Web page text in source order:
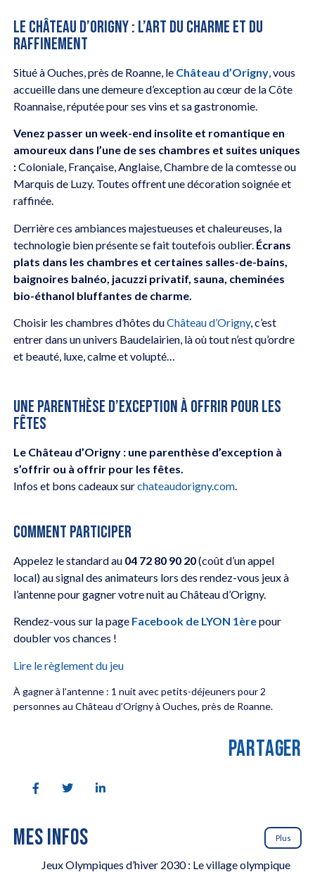
LE CHÂTEAU D’ORIGNY : L’ART DU CHARME ET DU
RAFFINEMENT
Situé à Ouches, près de Roanne, le Château d’Origny, vous
accueille dans une demeure d’exception au cœur de la Côte
Roannaise, réputée pour ses vins et sa gastronomie.
Venez passer un week-end insolite et romantique en
amoureux dans l’une de ses chambres et suites uniques
:Coloniale, Française, Anglaise, Chambre de la comtesse ou
Marquis de Luzy. Toutes offrent une décoration soignée et
raffinée.
Derrière ces ambiances majestueuses et chaleureuses, la
technologie bien présente se fait toutefois oublier. Écrans
plats dans les chambres et certaines salles-de-bains,
baignoires balnéo, jacuzzi privatif, sauna, cheminées
bio-éthanol bluffantes de charme.
Choisir les chambres d’hôtes duChâteau d’Origny, c’est
entrer dans un univers Baudelairien, là où tout n’est qu’ordre
et beauté, luxe, calme et volupté…
UNE PARENTHÈSE D’EXCEPTION À OFFRIR POUR LES
FÊTES
Le Château d’Origny : une parenthèse d’exception à
s’offrir ou à offrir pour les fêtes.
Infos et bons cadeaux surchateaudorigny.com.
COMMENT PARTICIPER
Appelez le standard au 04 72 80 90 20(coût d’un appel
local) au signal des animateurs lors des rendez-vous jeux à
l’antenne pour gagner votre nuit au Château d’Origny.
Rendez-vous sur la page Facebook de LYON 1èrepour
doubler vos chances !
Lire le règlement du jeu
À gagner à l’antenne : 1 nuit avec petits-déjeuners pour 2
personnes au Château d’Origny à Ouches, près de Roanne.
PARTAGER
MES INFOS Plus
Jeux Olympiques d’hiver 2030 : Le village olympique